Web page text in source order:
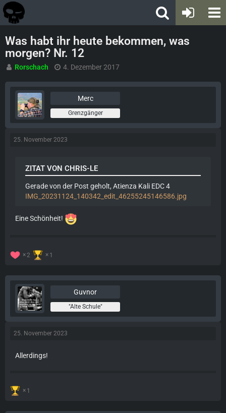
Was habt ihr heute bekommen, was
morgen? Nr. 12
Rorschach 4. Dezember 2017
Merc
Grenzgänger
25. November 2023
ZITAT VON CHRIS-LE
Gerade von der Post geholt, Atienza Kali EDC 4
IMG_20231124_140342_edit_46255245146586.jpg
Eine Schönheit!
2 1
Guvnor
"Alte Schule"
25. November 2023
Allerdings!
1